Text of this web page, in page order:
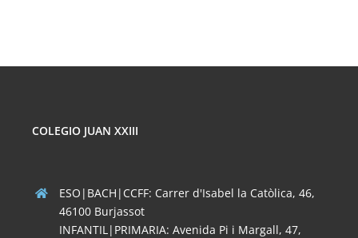
COLEGIO JUAN XXIII
ESO|BACH|CCFF: Carrer d'Isabel la Catòlica, 46,
46100 Burjassot
INFANTIL|PRIMARIA: Avenida Pi i Margall, 47,